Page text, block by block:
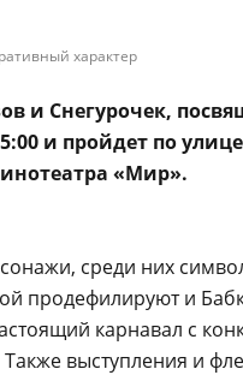
характер
и Снегурочек,
и пройдет по
«Мир».
среди них
продефилируют и
карнавал с
выступления и